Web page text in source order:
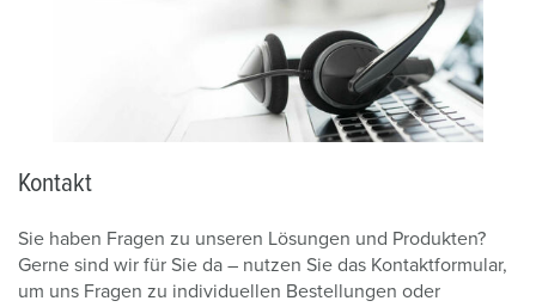
Kontakt
Sie haben Fragen zu unseren Lösungen und Produkten?
Gerne sind wir für Sie da – nutzen Sie das Kontaktformular,
um uns Fragen zu individuellen Bestellungen oder